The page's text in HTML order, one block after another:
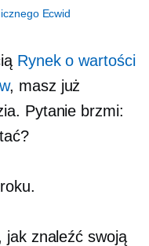
Ecwid
Rynek o wartości
, masz już
Pytanie brzmi:
jak znaleźć swoją